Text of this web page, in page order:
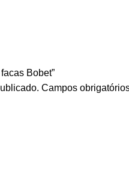
Bobet”
Campos